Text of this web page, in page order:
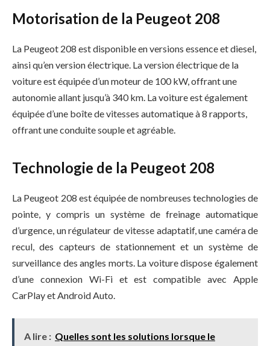
Motorisation de la Peugeot 208
La Peugeot 208 est disponible en versions essence et diesel,
ainsi qu’en version électrique. La version électrique de la
voiture est équipée d’un moteur de 100 kW, offrant une
autonomie allant jusqu’à 340 km. La voiture est également
équipée d’une boîte de vitesses automatique à 8 rapports,
offrant une conduite souple et agréable.
Technologie de la Peugeot 208
La Peugeot 208 est équipée de nombreuses technologies de
pointe, y compris un système de freinage automatique
d’urgence, un régulateur de vitesse adaptatif, une caméra de
recul, des capteurs de stationnement et un système de
surveillance des angles morts. La voiture dispose également
d’une connexion Wi-Fi et est compatible avec Apple
CarPlay et Android Auto.
A lire : Quelles sont les solutions lorsque le